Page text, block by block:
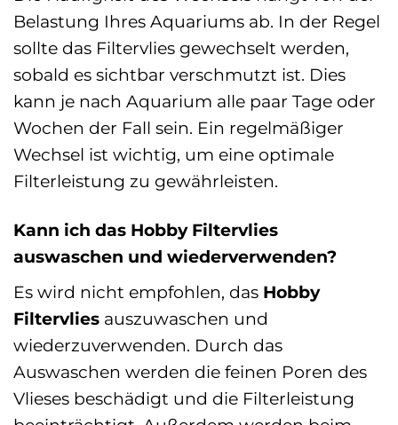
Belastung Ihres Aquariums ab. In der Regel
sollte das Filtervlies gewechselt werden,
sobald es sichtbar verschmutzt ist. Dies
kann je nach Aquarium alle paar Tage oder
Wochen der Fall sein. Ein regelmäßiger
Wechsel ist wichtig, um eine optimale
Filterleistung zu gewährleisten.
Kann ich das Hobby Filtervlies
auswaschen und wiederverwenden?
Es wird nicht empfohlen, das Hobby
Filtervlies auszuwaschen und
wiederzuverwenden. Durch das
Auswaschen werden die feinen Poren des
Vlieses beschädigt und die Filterleistung